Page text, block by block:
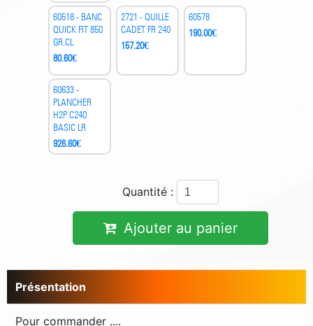
60518 - BANC
QUICK FIT 850
GR.CL
80.60€
2721 - QUILLE
CADET FR 240
157.20€
60578
190.00€
60633 -
PLANCHER
H2P C240
BASIC LR
926.60€
Quantité :
Ajouter au panier
Présentation
Pour commander ....